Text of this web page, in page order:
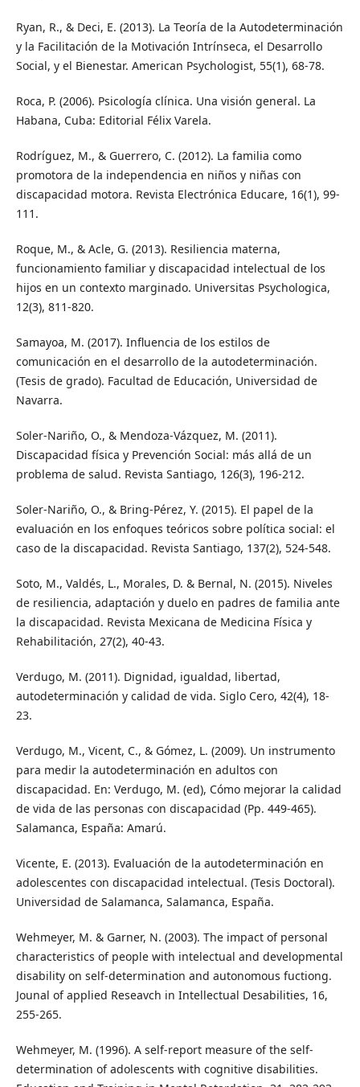
Ryan, R., & Deci, E. (2013). La Teoría de la Autodeterminación
y la Facilitación de la Motivación Intrínseca, el Desarrollo
Social, y el Bienestar. American Psychologist, 55(1), 68-78.
Roca, P. (2006). Psicología clínica. Una visión general. La
Habana, Cuba: Editorial Félix Varela.
Rodríguez, M., & Guerrero, C. (2012). La familia como
promotora de la independencia en niños y niñas con
discapacidad motora. Revista Electrónica Educare, 16(1), 99-
111.
Roque, M., & Acle, G. (2013). Resiliencia materna,
funcionamiento familiar y discapacidad intelectual de los
hijos en un contexto marginado. Universitas Psychologica,
12(3), 811-820.
Samayoa, M. (2017). Influencia de los estilos de
comunicación en el desarrollo de la autodeterminación.
(Tesis de grado). Facultad de Educación, Universidad de
Navarra.
Soler-Nariño, O., & Mendoza-Vázquez, M. (2011).
Discapacidad física y Prevención Social: más allá de un
problema de salud. Revista Santiago, 126(3), 196-212.
Soler-Nariño, O., & Bring-Pérez, Y. (2015). El papel de la
evaluación en los enfoques teóricos sobre política social: el
caso de la discapacidad. Revista Santiago, 137(2), 524-548.
Soto, M., Valdés, L., Morales, D. & Bernal, N. (2015). Niveles
de resiliencia, adaptación y duelo en padres de familia ante
la discapacidad. Revista Mexicana de Medicina Física y
Rehabilitación, 27(2), 40-43.
Verdugo, M. (2011). Dignidad, igualdad, libertad,
autodeterminación y calidad de vida. Siglo Cero, 42(4), 18-
23.
Verdugo, M., Vicent, C., & Gómez, L. (2009). Un instrumento
para medir la autodeterminación en adultos con
discapacidad. En: Verdugo, M. (ed), Cómo mejorar la calidad
de vida de las personas con discapacidad (Pp. 449-465).
Salamanca, España: Amarú.
Vicente, E. (2013). Evaluación de la autodeterminación en
adolescentes con discapacidad intelectual. (Tesis Doctoral).
Universidad de Salamanca, Salamanca, España.
Wehmeyer, M. & Garner, N. (2003). The impact of personal
characteristics of people with intelectual and developmental
disability on self-determination and autonomous fuctiong.
Jounal of applied Reseavch in Intellectual Desabilities, 16,
255-265.
Wehmeyer, M. (1996). A self-report measure of the self-
determination of adolescents with cognitive disabilities.